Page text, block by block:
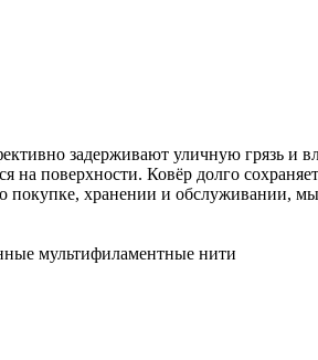
задерживают уличную грязь и
на поверхности. Ковёр долго
покупке, хранении и обслуживании,
мультифиламентные нити